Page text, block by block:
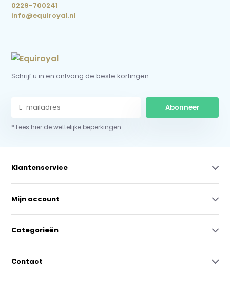
0229-700241
info@equiroyal.nl
Schrijf u in en ontvang de beste kortingen.
Abonneer
* Lees hier de wettelijke beperkingen
Klantenservice
Mijn account
Categorieën
Contact